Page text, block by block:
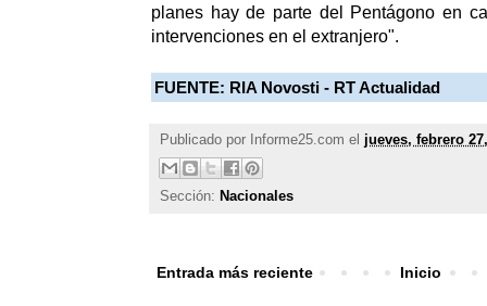
planes hay de parte del Pentágono en
intervenciones en el extranjero".
FUENTE: RIA Novosti - RT Actualidad
Publicado por Informe25.com el jueves, febrero
Sección: Nacionales
Entrada más reciente Inicio